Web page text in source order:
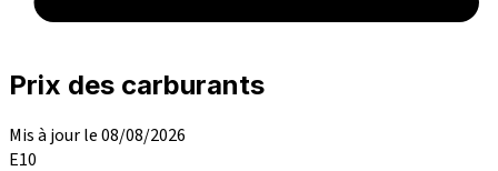
Prix des carburants
Mis à jour le 08/08/2026
E10